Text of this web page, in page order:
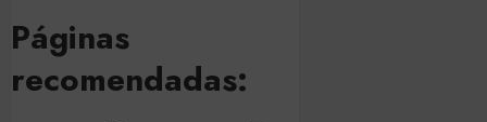
Páginas
recomendadas: